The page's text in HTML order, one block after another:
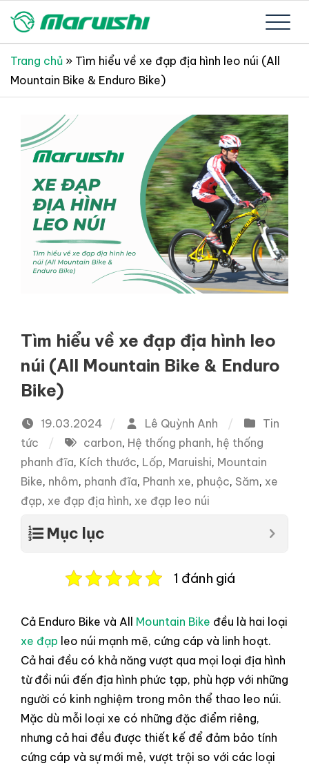
Skip
content
Xe đạp Nhật Bản Maruishi –
Since 1894
Xe đạp Nhật Bản nguyên thùng mới 100%
Trang chủ » Tìm hiểu về xe đạp địa hình leo núi (All
Mountain Bike & Enduro Bike)
Tìm hiểu về xe đạp địa hình leo
núi (All Mountain Bike & Enduro
Bike)
19.03.2024 Lê Quỳnh Anh
Tin
tức
carbon, Hệ thống phanh, hệ thống
phanh đĩa, Kích thước, Lốp, Maruishi, Mountain
Bike, nhôm, phanh đĩa, Phanh xe, phuộc, Săm, xe
đạp, xe đạp địa hình, xe đạp leo núi
Mục lục
1 đánh giá
Cả Enduro Bike và All Mountain Bike đều là hai loại
xe đạp leo núi mạnh mẽ, cứng cáp và linh hoạt.
Cả hai đều có khả năng vượt qua mọi loại địa hình
từ đồi núi đến địa hình phức tạp, phù hợp với những
người có kinh nghiệm trong môn thể thao leo núi.
Mặc dù mỗi loại xe có những đặc điểm riêng,
nhưng cả hai đều được thiết kế để đảm bảo tính
cứng cáp và sự mới mẻ, vượt trội so với các loại